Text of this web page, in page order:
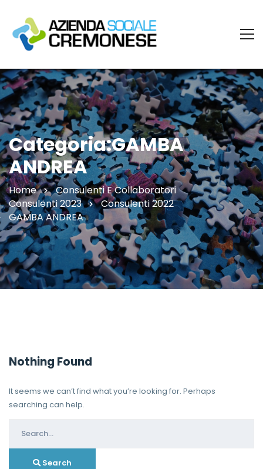
Categoria:GAMBA
ANDREA
Home
Consulenti E Collaboratori
Consulenti 2023
Consulenti 2022
GAMBA ANDREA
Nothing Found
It seems we can’t find what you’re looking for. Perhaps
searching can help.
for:
Search